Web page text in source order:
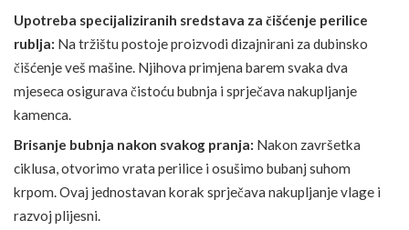
Upotreba specijaliziranih sredstava za čišćenje perilice
rublja: Na tržištu postoje proizvodi dizajnirani za dubinsko
čišćenje veš mašine. Njihova primjena barem svaka dva
mjeseca osigurava čistoću bubnja i sprječava nakupljanje
kamenca.
Brisanje bubnja nakon svakog pranja: Nakon završetka
ciklusa, otvorimo vrata perilice i osušimo bubanj suhom
krpom. Ovaj jednostavan korak sprječava nakupljanje vlage i
razvoj plijesni.